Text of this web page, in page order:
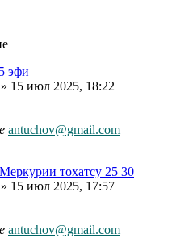
эфи
» 15 июл 2025, 18:22
antuchov@gmail.com
тохатсу 25 30
» 15 июл 2025, 17:57
antuchov@gmail.com